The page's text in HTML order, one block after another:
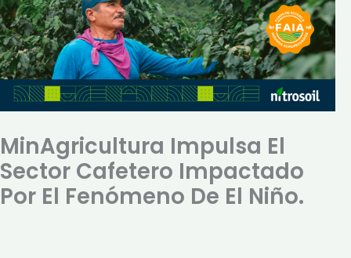
MinAgricultura Impulsa El
Sector Cafetero Impactado
Por El Fenómeno De El Niño.